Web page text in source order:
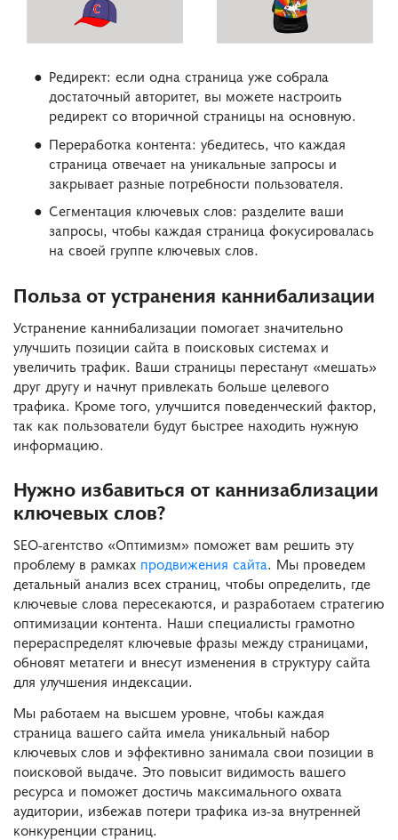
Редирект: если одна страница уже собрала
достаточный авторитет, вы можете настроить
редирект со вторичной страницы на основную.
Переработка контента: убедитесь, что каждая
страница отвечает на уникальные запросы и
закрывает разные потребности пользователя.
Сегментация ключевых слов: разделите ваши
запросы, чтобы каждая страница фокусировалась
на своей группе ключевых слов.
Польза от устранения каннибализации
Устранение каннибализации помогает значительно
улучшить позиции сайта в поисковых системах и
увеличить трафик. Ваши страницы перестанут «мешать»
друг другу и начнут привлекать больше целевого
трафика. Кроме того, улучшится поведенческий фактор,
так как пользователи будут быстрее находить нужную
информацию.
Нужно избавиться от каннизаблизации
ключевых слов?
SEO-агентство «Оптимизм» поможет вам решить эту
проблему в рамках продвижения сайта. Мы проведем
детальный анализ всех страниц, чтобы определить, где
ключевые слова пересекаются, и разработаем стратегию
оптимизации контента. Наши специалисты грамотно
перераспределят ключевые фразы между страницами,
обновят метатеги и внесут изменения в структуру сайта
для улучшения индексации.
Мы работаем на высшем уровне, чтобы каждая
страница вашего сайта имела уникальный набор
ключевых слов и эффективно занимала свои позиции в
поисковой выдаче. Это повысит видимость вашего
ресурса и поможет достичь максимального охвата
аудитории, избежав потери трафика из-за внутренней
конкуренции страниц.